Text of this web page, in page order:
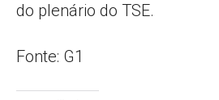
do plenário do TSE.
Fonte: G1